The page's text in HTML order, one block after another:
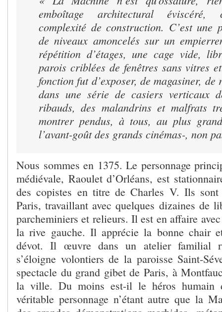
emboîtage architectural éviscéré,
complexité de construction. C’est une
de niveaux amoncelés sur un
répétition d’étages, une cage vide,
parois criblées de fenêtres sans vitres
fonction fut d’exposer, de magasiner,
dans une série de casiers verticaux
ribauds, des malandrins et malfrats
montrer pendus, à tous, au plus
l’avant-goût des grands cinémas-, non
Nous sommes en 1375. Le personnage
médiévale, Raoulet d’Orléans, est
des copistes en titre de Charles V. Ils sont
Paris, travaillant avec quelques dizaines de
parcheminiers et relieurs. Il est en affaire
la rive gauche. Il apprécie la bonne chair
dévot. Il œuvre dans un atelier familial
s’éloigne volontiers de la paroisse Saint-
spectacle du grand gibet de Paris, à
la ville. Du moins est-il le héros humain
véritable personnage n’étant autre que la